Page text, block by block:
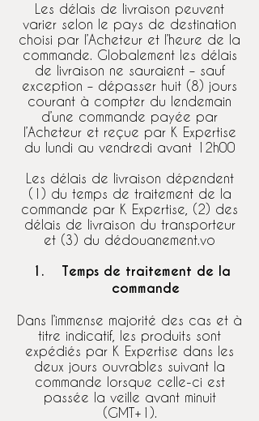
Les délais de livraison peuvent
varier selon le pays de destination
choisi par l’Acheteur et l’heure de la
commande. Globalement les délais
de livraison ne sauraient – sauf
exception – dépasser huit (8) jours
courant à compter du lendemain
d’une commande payée par
l’Acheteur et reçue par K Expertise
du lundi au vendredi avant 12h00
Les délais de livraison dépendent
(1) du temps de traitement de la
commande par K Expertise, (2) des
délais de livraison du transporteur
et (3) du dédouanement.vo
Temps de traitement de la
commande
Dans l’immense majorité des cas et à
titre indicatif, les produits sont
expédiés par K Expertise dans les
deux jours ouvrables suivant la
commande lorsque celle-ci est
passée la veille avant minuit
(GMT+1).